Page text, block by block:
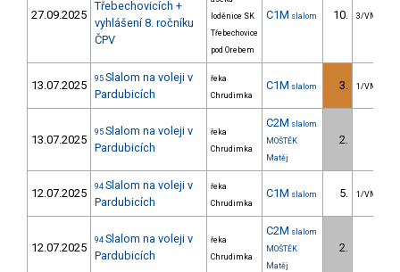
27.09.2025
Třebechovicích +
vyhlášení 8. ročníku
ČPV
loděnice SK
Třebechovice
pod Orebem
C1M slalom 10. 3/VM
13.07.2025 95 Slalom na voleji v
Pardubicích
řeka
Chrudimka
C1M slalom 3. 1/VM
13.07.2025
95 Slalom na voleji v
Pardubicích
řeka
Chrudimka
C2M slalom
MOŠTĚK
Matěj
2.
12.07.2025 94 Slalom na voleji v
Pardubicích
řeka
Chrudimka
C1M slalom 5. 1/VM
12.07.2025
94 Slalom na voleji v
Pardubicích
řeka
Chrudimka
C2M slalom
MOŠTĚK
Matěj
2.